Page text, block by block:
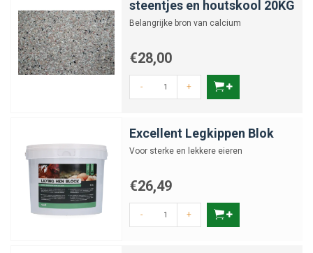
steentjes en houtskool 20KG
Belangrijke bron van calcium
€28,00
- +
Excellent Legkippen Blok
Voor sterke en lekkere eieren
€26,49
- +